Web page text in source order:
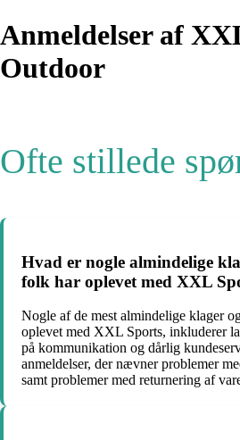
Anmeldelser af
Outdoor
Ofte stillede
Hvad er nogle almindelige
folk har oplevet med XXL
Nogle af de mest almindelige klager
oplevet med XXL Sports, inkluderer
på kommunikation og dårlig
anmeldelser, der nævner problemer
samt problemer med returnering af